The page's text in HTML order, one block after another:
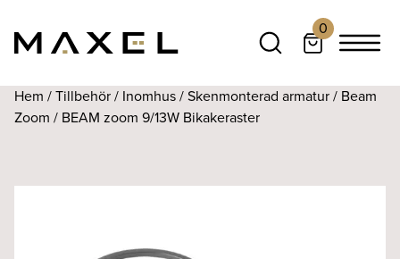
0
Hem /Tillbehör/ Inomhus/Skenmonterad armatur/ Beam
Zoom / BEAM zoom 9/13W Bikakeraster